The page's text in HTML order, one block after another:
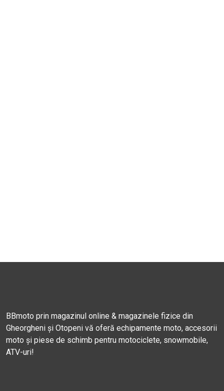
BBmoto prin magazinul online & magazinele fizice din
Gheorgheni și Otopeni vă oferă echipamente moto, accesorii
moto și piese de schimb pentru motociclete, snowmobile,
ATV-uri!